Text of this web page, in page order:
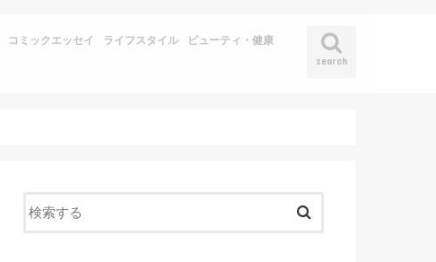
search
コミックエッセイ ライフスタイル ビューティ・健康